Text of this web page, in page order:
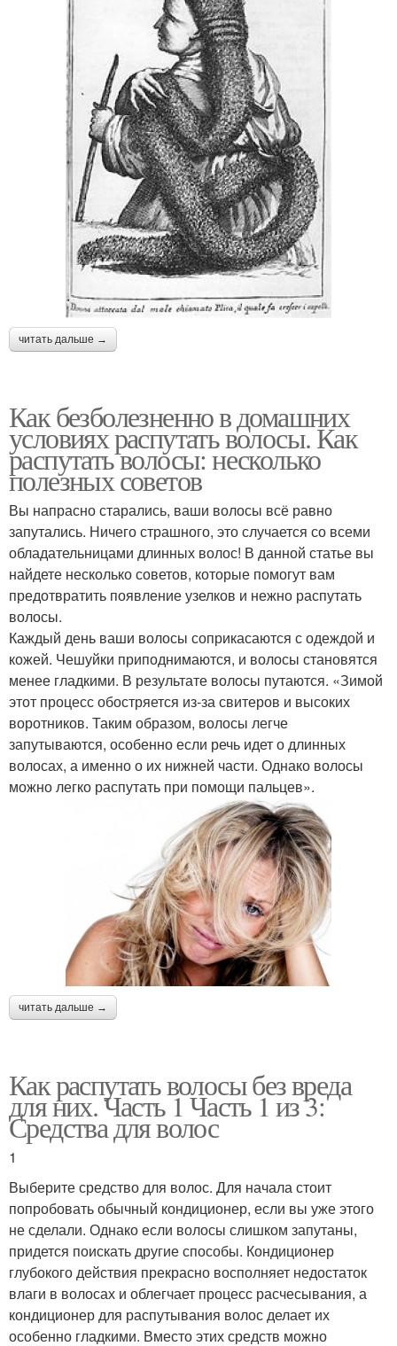
читать дальше →
Как безболезненно в домашних
условиях распутать волосы. Как
распутать волосы: несколько
полезных советов
Вы напрасно старались, ваши волосы всё равно
запутались. Ничего страшного, это случается со всеми
обладательницами длинных волос! В данной статье вы
найдете несколько советов, которые помогут вам
предотвратить появление узелков и нежно распутать
волосы.
Каждый день ваши волосы соприкасаются с одеждой и
кожей. Чешуйки приподнимаются, и волосы становятся
менее гладкими. В результате волосы путаются. «Зимой
этот процесс обостряется из-за свитеров и высоких
воротников. Таким образом, волосы легче
запутываются, особенно если речь идет о длинных
волосах, а именно о их нижней части. Однако волосы
можно легко распутать при помощи пальцев».
читать дальше →
Как распутать волосы без вреда
для них. Часть 1 Часть 1 из 3:
Средства для волос
1
Выберите средство для волос. Для начала стоит
попробовать обычный кондиционер, если вы уже этого
не сделали. Однако если волосы слишком запутаны,
придется поискать другие способы. Кондиционер
глубокого действия прекрасно восполняет недостаток
влаги в волосах и облегчает процесс расчесывания, а
кондиционер для распутывания волос делает их
особенно гладкими. Вместо этих средств можно